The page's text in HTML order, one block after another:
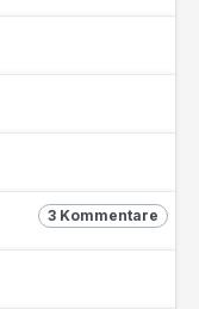
3 Kommentare